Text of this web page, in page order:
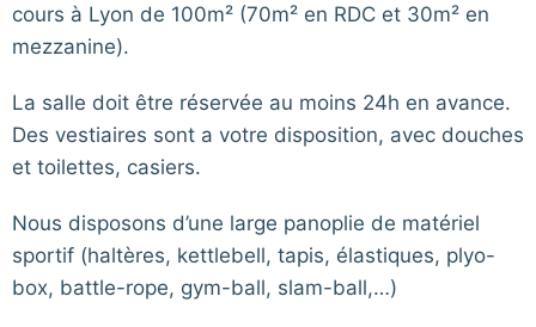
cours à Lyon de 100m² (70m² en RDC et 30m² en
mezzanine).
La salle doit être réservée au moins 24h en avance.
Des vestiaires sont a votre disposition, avec douches
et toilettes, casiers.
Nous disposons d’une large panoplie de matériel
sportif (haltères, kettlebell, tapis, élastiques, plyo-
box, battle-rope, gym-ball, slam-ball,…)